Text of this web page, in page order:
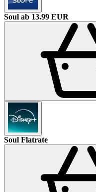
Soul ab 13.99 EUR
Soul Flatrate